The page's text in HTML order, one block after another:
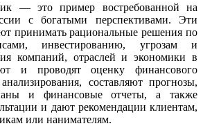
— это пример востребованной на
с богатыми перспективами. Эти
принимать рациональные решения по
инвестированию, угрозам и
компаний, отраслей и экономики в
и проводят оценку финансового
составляют прогнозы,
и финансовые отчеты, а также
и дают рекомендации клиентам,
или нанимателям.